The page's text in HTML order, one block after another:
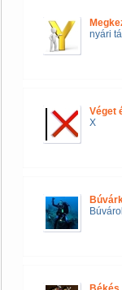
nyári
Véget
X